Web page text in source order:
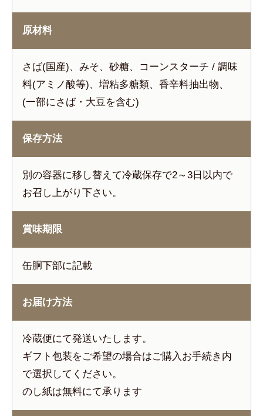
原材料
さば(国産)、みそ、砂糖、コーンスターチ / 調味
料(アミノ酸等)、増粘多糖類、香辛料抽出物、
(一部にさば・大豆を含む)
保存方法
別の容器に移し替えて冷蔵保存で2～3日以内で
お召し上がり下さい。
賞味期限
缶胴下部に記載
お届け方法
冷蔵便にて発送いたします。
ギフト包装をご希望の場合はご購入お手続き内
で選択してください。
のし紙は無料にて承ります